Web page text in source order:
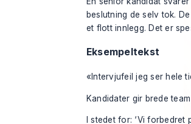
beslutning de selv tok.
et flott innlegg. Det er
Eksempeltekst
«Intervjufeil jeg ser hele
Kandidater gir brede
I stedet for: ‘Vi